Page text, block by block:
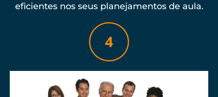
eficientes nos seus planejamentos de aula.